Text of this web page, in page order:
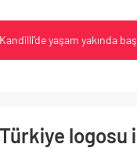
yaşam yakında
Çimento, jeopolitik
olumlu
Arap Emirlikleri’nin ilk
logosu